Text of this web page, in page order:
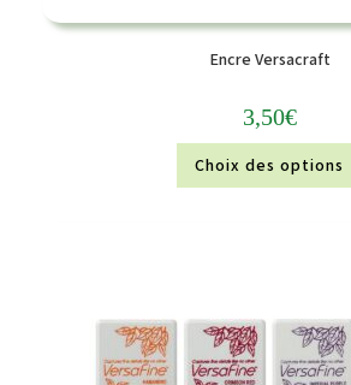
Encre Versacraft
3,50€
Choix des options